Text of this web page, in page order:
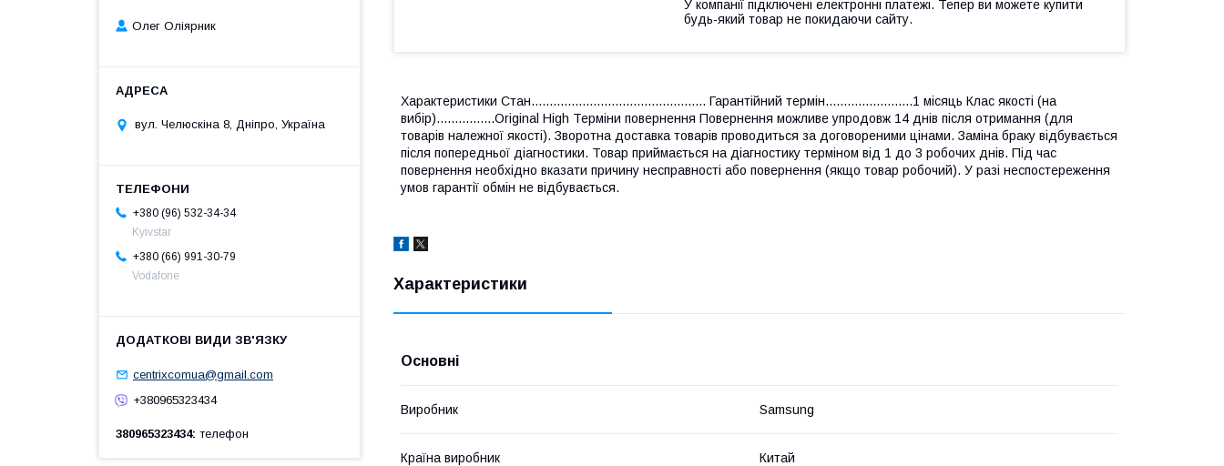
У компанії підключені електронні платежі. Тепер ви можете купити
будь-який товар не покидаючи сайту.
Характеристики Стан................................................ Гарантійний термін........................1 місяць Клас якості (на
вибір)................Original High Терміни повернення Повернення можливе упродовж 14 днів після отримання (для
товарів належної якості). Зворотна доставка товарів проводиться за договореними цінами. Заміна браку відбувається
після попередньої діагностики. Товар приймається на діагностику терміном від 1 до 3 робочих днів. Під час
повернення необхідно вказати причину несправності або повернення (якщо товар робочий). У разі неспостереження
умов гарантії обмін не відбувається.
Характеристики
Основні
Виробник Samsung
Країна виробник Китай
Олег Оліярник
вул. Челюскіна 8, Дніпро, Україна
+380 (96) 532-34-34
Kyivstar
+380 (66) 991-30-79
Vodafone
centrixcomua@gmail.com
+380965323434
380965323434 телефон